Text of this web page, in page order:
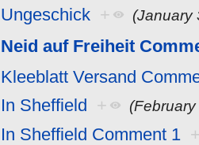
Ungeschick + (January
Neid auf Freiheit
Kleeblatt Versand
In Sheffield +
In Sheffield Comment 1